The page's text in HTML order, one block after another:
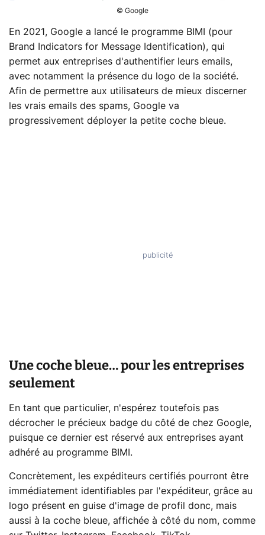
© Google
En 2021, Google a lancé le programme BIMI (pour
Brand Indicators for Message Identification), qui
permet aux entreprises d'authentifier leurs emails,
avec notamment la présence du logo de la société.
Afin de permettre aux utilisateurs de mieux discerner
les vrais emails des spams, Google va
progressivement déployer la petite coche bleue.
Une coche bleue… pour les entreprises
seulement
En tant que particulier, n'espérez toutefois pas
décrocher le précieux badge du côté de chez Google,
puisque ce dernier est réservé aux entreprises ayant
adhéré au programme BIMI.
Concrètement, les expéditeurs certifiés pourront être
immédiatement identifiables par l'expéditeur, grâce au
logo présent en guise d'image de profil donc, mais
aussi à la coche bleue, affichée à côté du nom, comme